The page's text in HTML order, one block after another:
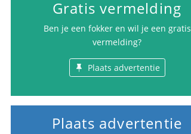
Gratis vermelding
Ben je een fokker en wil je een gratis
vermelding?
Plaats advertentie
Plaats advertentie